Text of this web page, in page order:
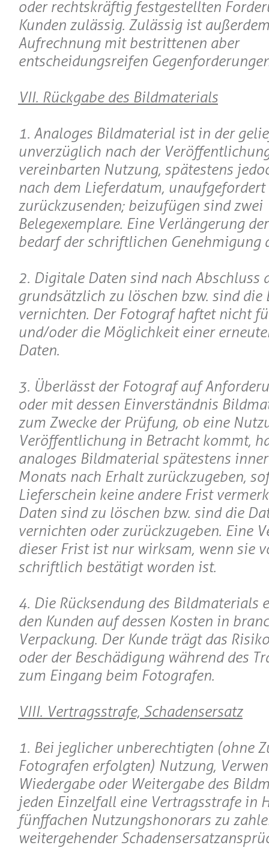
oder rechtskräftig festgestellten
Kunden zulässig. Zulässig ist
Aufrechnung mit bestrittenen aber
entscheidungsreifen
VII. Rückgabe des Bildmaterials
1. Analoges Bildmaterial ist in der
unverzüglich nach der
vereinbarten Nutzung, spätestens
nach dem Lieferdatum, unaufgefordert
zurückzusenden; beizufügen sind zwei
Belegexemplare. Eine Verlängerung
bedarf der schriftlichen Genehmigung
2. Digitale Daten sind nach Abschluss
grundsätzlich zu löschen bzw. sind die
vernichten. Der Fotograf haftet nicht
und/oder die Möglichkeit einer
Daten.
3. Überlässt der Fotograf auf
oder mit dessen Einverständnis
zum Zwecke der Prüfung, ob eine
Veröffentlichung in Betracht kommt,
analoges Bildmaterial spätestens
Monats nach Erhalt zurückzugeben,
Lieferschein keine andere Frist
Daten sind zu löschen bzw. sind die
vernichten oder zurückzugeben. Eine
dieser Frist ist nur wirksam, wenn sie
schriftlich bestätigt worden ist.
4. Die Rücksendung des Bildmaterials
den Kunden auf dessen Kosten in
Verpackung. Der Kunde trägt das
oder der Beschädigung während des
zum Eingang beim Fotografen.
VIII. Vertragsstrafe, Schadensersatz
1. Bei jeglicher unberechtigten (ohne
Fotografen erfolgten) Nutzung,
Wiedergabe oder Weitergabe des
jeden Einzelfall eine Vertragsstrafe in
fünffachen Nutzungshonorars zu
weitergehender